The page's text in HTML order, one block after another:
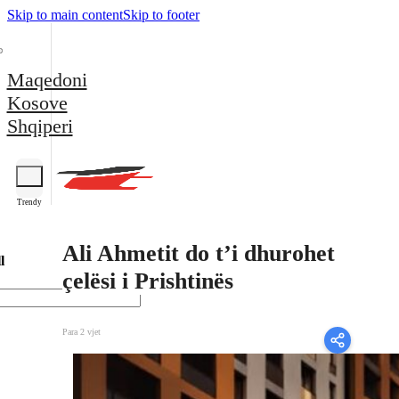
Skip to main contentSkip to footer
Maqedoni
Kosove
Shqiperi
Trendy
Ali Ahmetit do t’i dhurohet
çelësi i Prishtinës
Para 2 vjet